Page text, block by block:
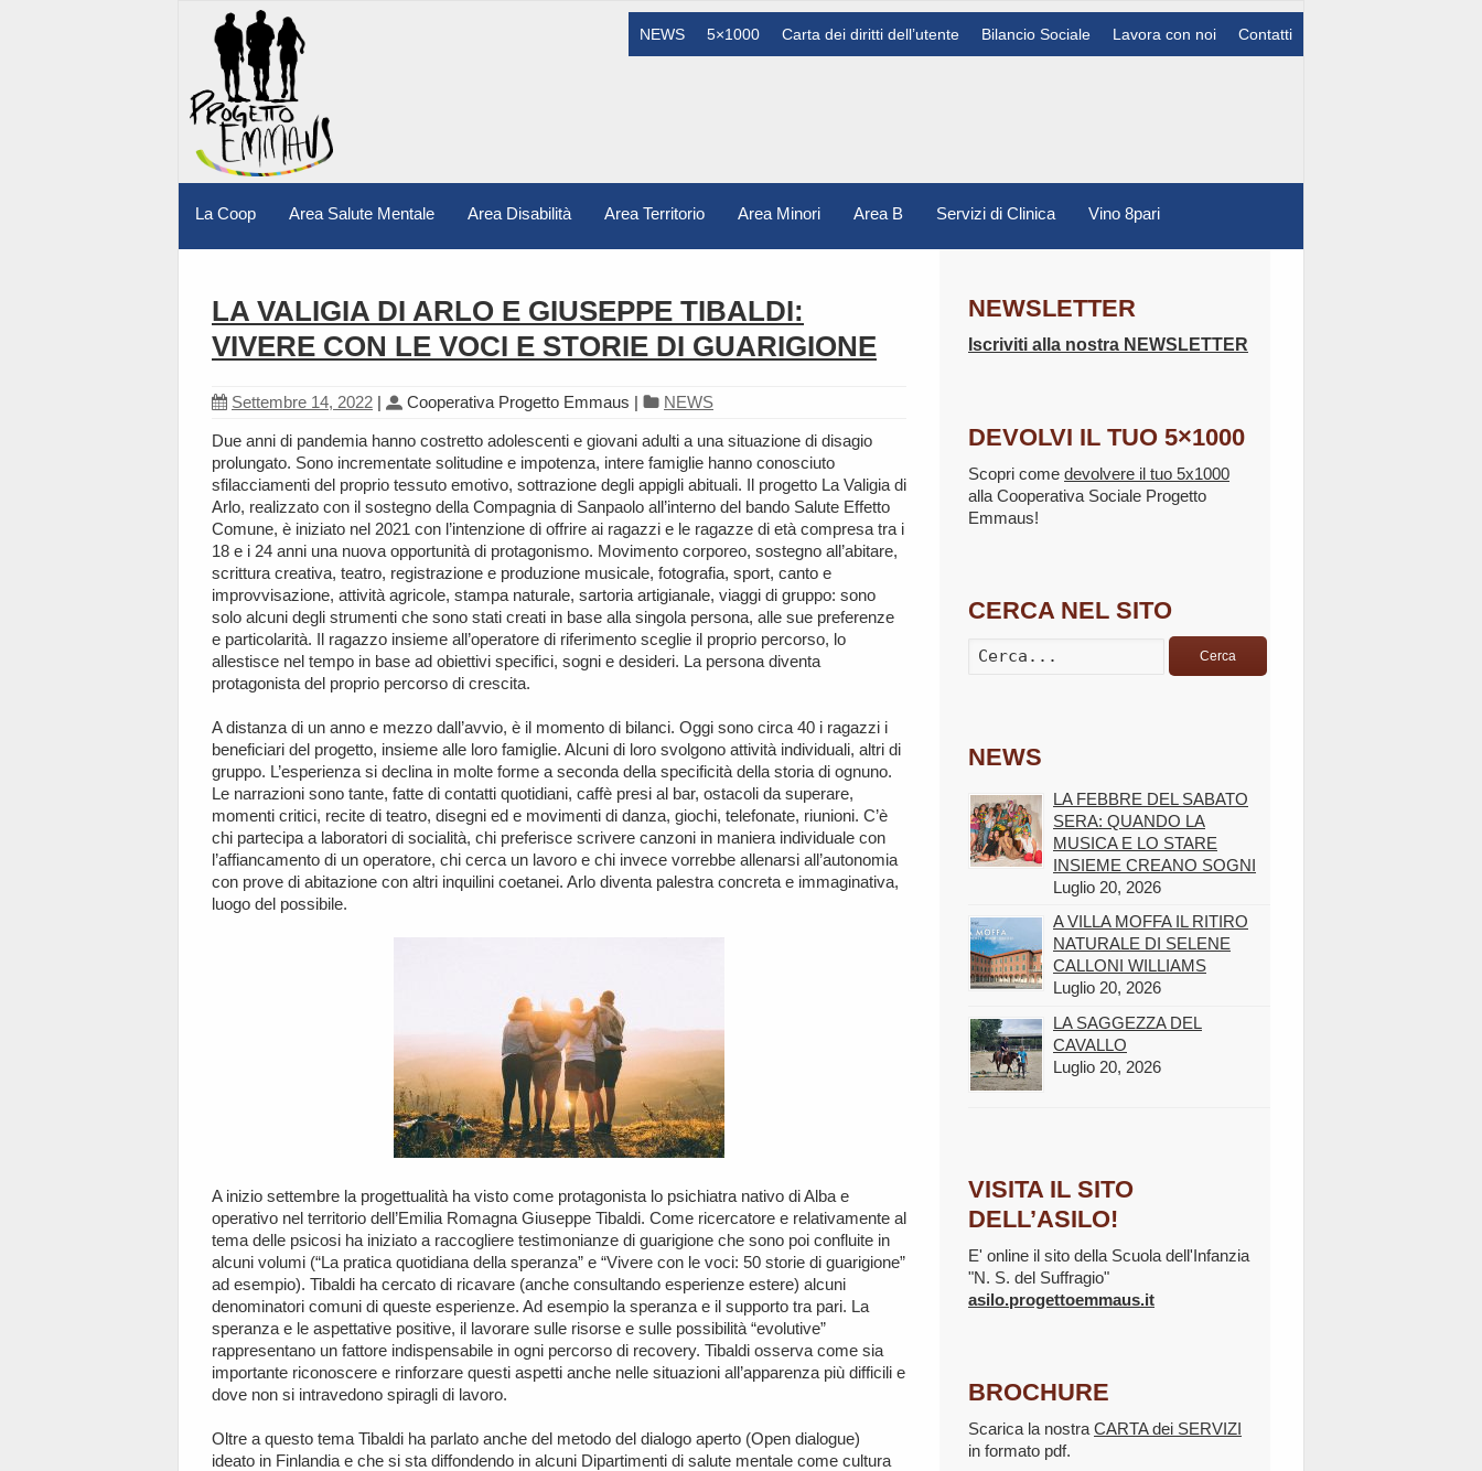
Contatti
Lavora con noi
Bilancio Sociale
Carta dei diritti dell’utente
5×1000
NEWS
La Coop Area Salute Mentale Area Disabilità Area Territorio Area Minori Area B Servizi di Clinica Vino 8pari
LA VALIGIA DI ARLO E GIUSEPPE TIBALDI:
VIVERE CON LE VOCI E STORIE DI GUARIGIONE
Settembre 14, 2022 | Cooperativa Progetto Emmaus | NEWS
Due anni di pandemia hanno costretto adolescenti e giovani adulti a una situazione di disagio
prolungato. Sono incrementate solitudine e impotenza, intere famiglie hanno conosciuto
sfilacciamenti del proprio tessuto emotivo, sottrazione degli appigli abituali. Il progetto La Valigia di
Arlo, realizzato con il sostegno della Compagnia di Sanpaolo all’interno del bando Salute Effetto
Comune, è iniziato nel 2021 con l’intenzione di offrire ai ragazzi e le ragazze di età compresa tra i
18 e i 24 anni una nuova opportunità di protagonismo. Movimento corporeo, sostegno all’abitare,
scrittura creativa, teatro, registrazione e produzione musicale, fotografia, sport, canto e
improvvisazione, attività agricole, stampa naturale, sartoria artigianale, viaggi di gruppo: sono
solo alcuni degli strumenti che sono stati creati in base alla singola persona, alle sue preferenze
e particolarità. Il ragazzo insieme all’operatore di riferimento sceglie il proprio percorso, lo
allestisce nel tempo in base ad obiettivi specifici, sogni e desideri. La persona diventa
protagonista del proprio percorso di crescita.
A distanza di un anno e mezzo dall’avvio, è il momento di bilanci. Oggi sono circa 40 i ragazzi i
beneficiari del progetto, insieme alle loro famiglie. Alcuni di loro svolgono attività individuali, altri di
gruppo. L’esperienza si declina in molte forme a seconda della specificità della storia di ognuno.
Le narrazioni sono tante, fatte di contatti quotidiani, caffè presi al bar, ostacoli da superare,
momenti critici, recite di teatro, disegni ed e movimenti di danza, giochi, telefonate, riunioni. C’è
chi partecipa a laboratori di socialità, chi preferisce scrivere canzoni in maniera individuale con
l’affiancamento di un operatore, chi cerca un lavoro e chi invece vorrebbe allenarsi all’autonomia
con prove di abitazione con altri inquilini coetanei. Arlo diventa palestra concreta e immaginativa,
luogo del possibile.
A inizio settembre la progettualità ha visto come protagonista lo psichiatra nativo di Alba e
operativo nel territorio dell’Emilia Romagna Giuseppe Tibaldi. Come ricercatore e relativamente al
tema delle psicosi ha iniziato a raccogliere testimonianze di guarigione che sono poi confluite in
alcuni volumi (“La pratica quotidiana della speranza” e “Vivere con le voci: 50 storie di guarigione”
ad esempio). Tibaldi ha cercato di ricavare (anche consultando esperienze estere) alcuni
denominatori comuni di queste esperienze. Ad esempio la speranza e il supporto tra pari. La
speranza e le aspettative positive, il lavorare sulle risorse e sulle possibilità “evolutive”
rappresentano un fattore indispensabile in ogni percorso di recovery. Tibaldi osserva come sia
importante riconoscere e rinforzare questi aspetti anche nelle situazioni all’apparenza più difficili e
dove non si intravedono spiragli di lavoro.
Oltre a questo tema Tibaldi ha parlato anche del metodo del dialogo aperto (Open dialogue)
ideato in Finlandia e che si sta diffondendo in alcuni Dipartimenti di salute mentale come cultura
NEWSLETTER
Iscriviti alla nostra NEWSLETTER
DEVOLVI IL TUO 5×1000
Scopri come devolvere il tuo 5x1000
alla Cooperativa Sociale Progetto
Emmaus!
CERCA NEL SITO
Cerca
NEWS
LA FEBBRE DEL SABATO
SERA: QUANDO LA
MUSICA E LO STARE
INSIEME CREANO SOGNI
Luglio 20, 2026
A VILLA MOFFA IL RITIRO
NATURALE DI SELENE
CALLONI WILLIAMS
Luglio 20, 2026
LA SAGGEZZA DEL
CAVALLO
Luglio 20, 2026
VISITA IL SITO
DELL’ASILO!
E' online il sito della Scuola dell'Infanzia
"N. S. del Suffragio"
asilo.progettoemmaus.it
BROCHURE
Scarica la nostra CARTA dei SERVIZI
in formato pdf.